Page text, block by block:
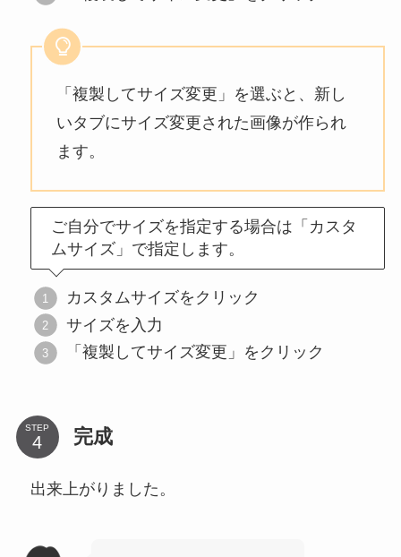
「複製してサイズ変更」を選ぶと、新し
いタブにサイズ変更された画像が作られ
ます。
ご自分でサイズを指定する場合は「カスタ
ムサイズ」で指定します。
カスタムサイズをクリック
サイズを入力
「複製してサイズ変更」をクリック
STEP 完成
出来上がりました。